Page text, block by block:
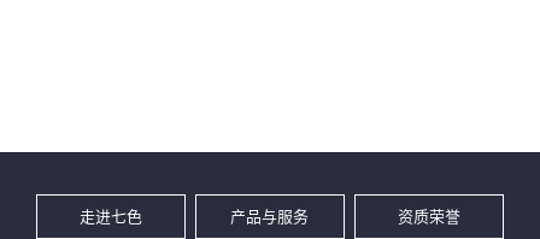
走进七色 产品与服务 资质荣誉